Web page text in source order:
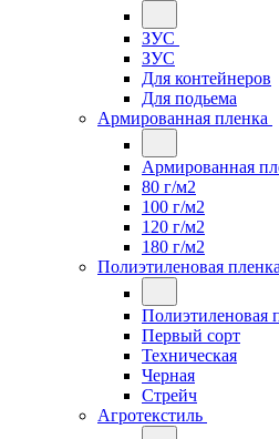
ЗУС
ЗУС
Для контейнеров
Для подьема
Армированная пленка
Армированная
80 г/м2
100 г/м2
120 г/м2
180 г/м2
Полиэтиленовая пленка
Полиэтиленовая
Первый сорт
Техническая
Черная
Стрейч
Агротекстиль